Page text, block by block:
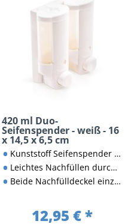
420 ml Duo-
Seifenspender - weiß - 16
x 14,5 x 6,5 cm
Kunststoff Seifenspender mit 2 Befüllkammern
Leichtes Nachfüllen durch weit aufklappbare Deckel
Beide Nachfülldeckel einzeln abschließbar
12,95 € *